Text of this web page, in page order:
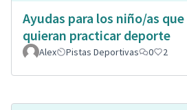
Ayudas para los niño/as que
quieran practicar deporte
Alex Pistas Deportivas 0 2